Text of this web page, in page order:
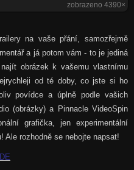
zobrazeno 4390×
na vaše přání, samozřejmě
a já potom vám - to je jediná
obrázek k vašemu vlastnímu
od té doby, co jste si ho
povídce a úplně podle vašich
(obrázky) a Pinnacle VideoSpin
grafička, jen experimentální
rozhodně se nebojte napsat!